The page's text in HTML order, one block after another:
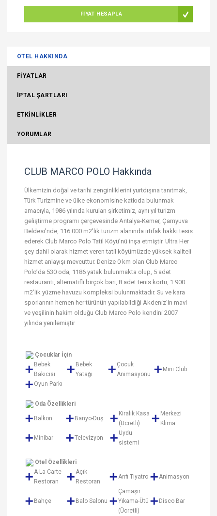
FİYAT HESAPLA
OTEL HAKKINDA
FİYATLAR
İPTAL ŞARTLARI
ETKİNLİKLER
YORUMLAR
CLUB MARCO POLO Hakkında
Ülkemizin doğal ve tarihi zenginliklerini yurtdışına tanıtmak,
Türk Turizmine ve ülke ekonomisine katkıda bulunmak
amacıyla, 1986 yılında kurulan şirketimiz, aynı yıl turizm
geliştirme programı çerçevesinde Antalya-Kemer, Çamyuva
Beldesi'nde, 116.000 m2'lik turizm alanında irtifak hakkı tesis
ederek Club Marco Polo Tatil Köyü’nü inşa etmiştir. Ultra Her
şey dahil olarak hizmet veren tatil köyümüzde yüksek kaliteli
hizmet anlayışı mevcuttur. Denize 0 km olan Club Marco
Polo’da 530 oda, 1186 yatak bulunmakta olup, 5 adet
restaurantı, alternatifli birçok barı, 8 adet tenis kortu, 1.900
m2’lik yüzme havuzu kompleksi bulunmaktadır. Su ve kara
sporlarının hemen her türünün yapılabildiği Akdeniz’in mavi
ve yeşilinin hakim olduğu Club Marco Polo kendini 2007
yılında yenilemiştir
Çocuklar İçin
Bebek
Bakıcısı
Bebek
Yatağı
Çocuk
Animasyonu
Mini Club
Oyun Parkı
Oda Özellikleri
Balkon Banyo-Duş
Kiralık Kasa
(Ücretli)
Merkezi
Klima
Minibar Televizyon
Uydu
sistemi
Otel Özellikleri
A La Carte
Restoran
Açık
Restoran
Anfi Tiyatro Animasyon
Bahçe Balo Salonu
Çamaşır
Yıkama-Ütü
(Ücretli)
Disco Bar